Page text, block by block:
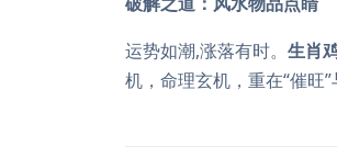
运势如潮,涨落有时。 生肖
机，命理玄机，重在“催旺